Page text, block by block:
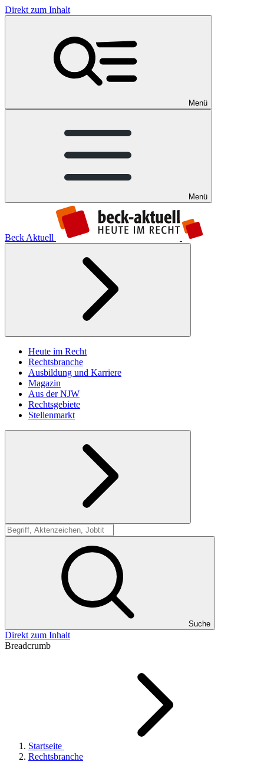
Direkt zum Inhalt
Menü
Menü
Beck Aktuell
Heute im Recht
Rechtsbranche
Ausbildung und Karriere
Magazin
Aus der NJW
Rechtsgebiete
Stellenmarkt
Suche
Suche
Direkt zum Inhalt
Breadcrumb
Startseite
Rechtsbranche